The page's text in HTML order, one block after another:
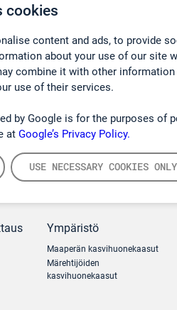
cookies
content and ads, to provide
about your use of our site
combine it with other
use of their services.
by Google is for the purposes of
at Google’s Privacy Policy.
USE NECESSARY COOKIES ONLY
Ympäristö
Maaperän kasvihuonekaasut
Märehtijöiden
kasvihuonekaasut